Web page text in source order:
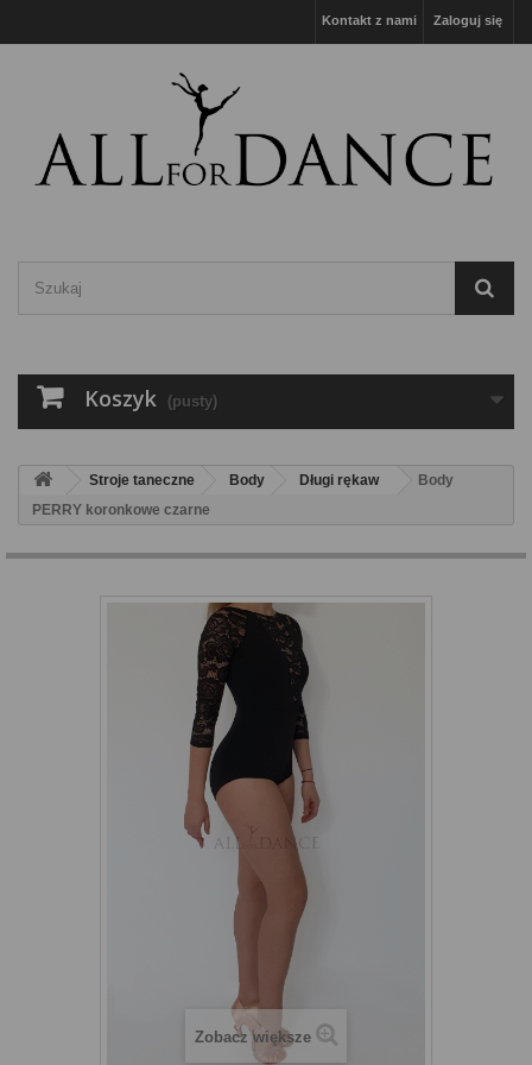
Zaloguj się
Kontakt z nami
Koszyk (pusty)
Stroje taneczne Body Długi rękaw
Body
PERRY koronkowe czarne
Zobacz większe